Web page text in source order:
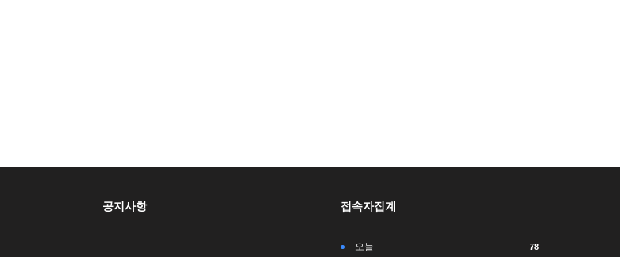
공지사항 접속자집계
오늘 78